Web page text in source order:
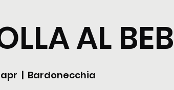
AL
apr
  |
Bardonecchia